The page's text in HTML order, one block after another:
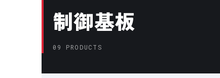
制御基板
09 PRODUCTS